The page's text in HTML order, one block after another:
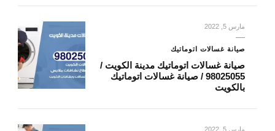
مارس 5, 2022
صيانة غسالات اتوماتيك
صيانة غسالات اتوماتيك مدينة الكويت /
98025055 / صيانة غسالات اتوماتيك
بالكويت
مارس 5, 2022